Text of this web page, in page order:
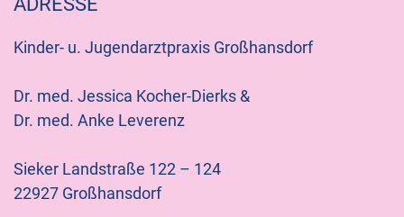
Kinder- u. Jugendarztpraxis Großhansdorf
Dr. med. Jessica Kocher-Dierks &
Dr. med. Anke Leverenz
Sieker Landstraße 122 – 124
22927 Großhansdorf